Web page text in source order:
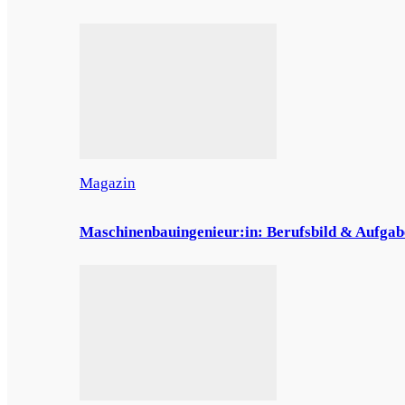
Magazin
Maschinenbauingenieur:in: Berufsbild &